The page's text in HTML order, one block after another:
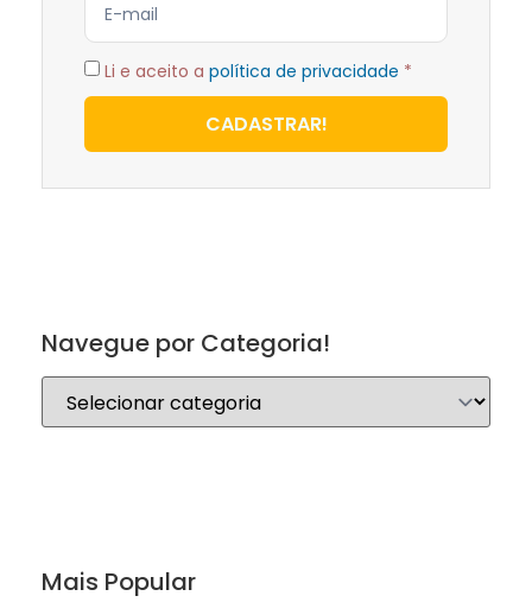
Li e aceito a política de privacidade *
CADASTRAR!
Navegue por Categoria!
Mais Popular